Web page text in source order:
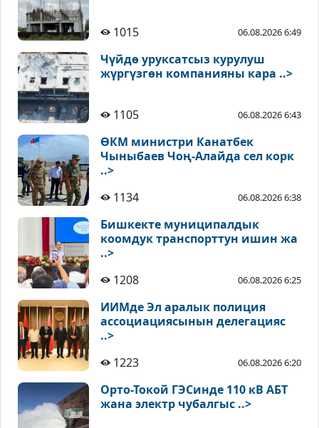
1015 06.08.2026 6:49
Чүйдө уруксатсыз курулуш
жүргүзгөн компанияны кара ..>
1105 06.08.2026 6:43
ӨКМ министри Канатбек
Чыныбаев Чоң-Алайда сел корк
..>
1134
06.08.2026 6:38
Бишкекте муниципалдык
коомдук транспорттун ишин жа
..>
1208
06.08.2026 6:25
ИИМде Эл аралык полиция
ассоциациясынын делегацияс
..>
1223
06.08.2026 6:20
Орто-Токой ГЭСинде 110 кВ АБТ
жана электр чубалгыс ..>